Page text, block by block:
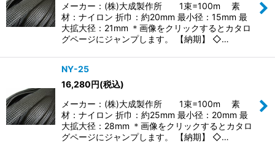
メーカー：(株)大成製作所 1束=100m 素
材：ナイロン 折巾：約20mm 最小径：15mm 最
大拡大径：21mm ＊画像をクリックするとカタロ
グページにジャンプします。 【納期】 ◇…
NY-25
16,280円(税込)
メーカー：(株)大成製作所 1束=100m 素
材：ナイロン 折巾：約25mm 最小径：20mm 最
大拡大径：28mm ＊画像をクリックするとカタロ
グページにジャンプします。 【納期】 ◇…